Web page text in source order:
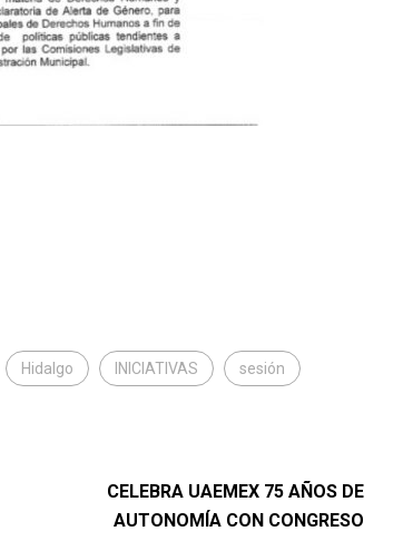
Hidalgo INICIATIVAS sesión
CELEBRA UAEMEX 75 AÑOS DE
AUTONOMÍA CON CONGRESO